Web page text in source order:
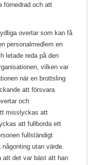
förnedrad och att
overtar som kan få
personalmedlem en
letade reda på den
vilken var
när en brottsling
att försvara
och
misslyckas att
att fullborda ett
fullständigt
utan värde.
att det var bäst att han